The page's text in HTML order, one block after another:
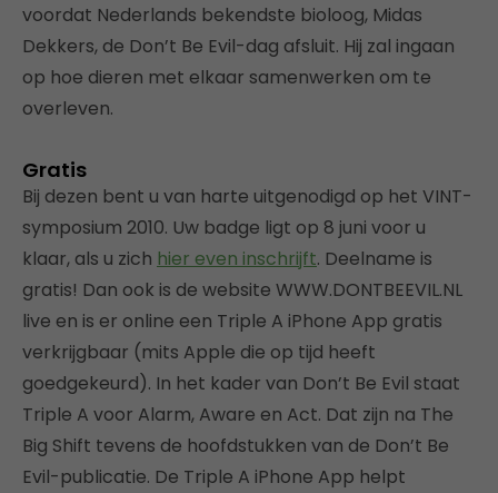
voordat Nederlands bekendste bioloog, Midas
Dekkers, de Don’t Be Evil-dag afsluit. Hij zal ingaan
op hoe dieren met elkaar samenwerken om te
overleven.
Gratis
Bij dezen bent u van harte uitgenodigd op het VINT-
symposium 2010. Uw badge ligt op 8 juni voor u
klaar, als u zich hier even inschrijft. Deelname is
gratis! Dan ook is de website WWW.DONTBEEVIL.NL
live en is er online een Triple A iPhone App gratis
verkrijgbaar (mits Apple die op tijd heeft
goedgekeurd). In het kader van Don’t Be Evil staat
Triple A voor Alarm, Aware en Act. Dat zijn na The
Big Shift tevens de hoofdstukken van de Don’t Be
Evil-publicatie. De Triple A iPhone App helpt